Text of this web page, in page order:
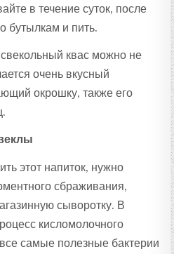
в течение суток, после
бутылкам и пить.
квас можно не
очень вкусный
окрошку, также его
этот напиток, нужно
сбраживания,
сыворотку. В
кисломолочного
самые полезные бактерии